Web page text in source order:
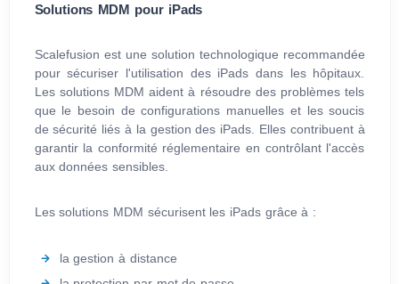
Solutions MDM pour iPads
Scalefusion est une solution technologique recommandée
pour sécuriser l'utilisation des iPads dans les hôpitaux.
Les solutions MDM aident à résoudre des problèmes tels
que le besoin de configurations manuelles et les soucis
de sécurité liés à la gestion des iPads. Elles contribuent à
garantir la conformité réglementaire en contrôlant l'accès
aux données sensibles.
Les solutions MDM sécurisent les iPads grâce à :
la gestion à distance